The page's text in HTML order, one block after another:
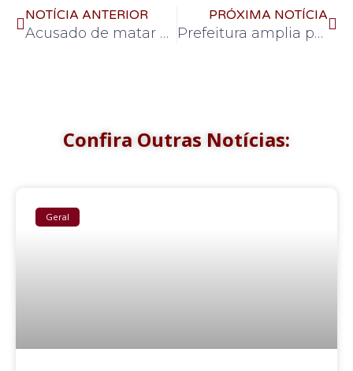
NOTÍCIA ANTERIOR
Acusado de matar homem espancado em Conceição das Alagoas é preso pelo TM em Uberaba
PRÓXIMA NOTÍCIA
Prefeitura amplia proteção contra o Vírus Sincicial Respiratório para bebês prematuros e/ou com comorbidades
Confira Outras Notícias:
Geral